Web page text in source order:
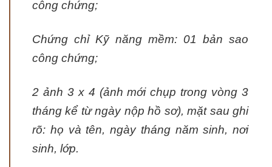
công chứng;
Chứng chỉ Kỹ năng mềm: 01 bản sao
công chứng;
2 ảnh 3 x 4 (ảnh mới chụp trong vòng 3
tháng kể từ ngày nộp hồ sơ), mặt sau ghi
rõ: họ và tên, ngày tháng năm sinh, nơi
sinh, lớp.